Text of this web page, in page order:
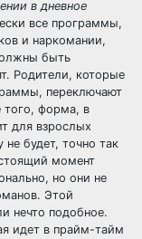
в дневное
все программы,
и наркомании,
быть
Родители, которые
переключают
того, форма, в
для взрослых
будет, точно так
момент
но они не
Этой
нечто подобное.
идет в прайм-тайм